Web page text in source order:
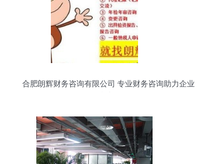
合肥朗辉财务咨询有限公司 专业财务咨询助力企业